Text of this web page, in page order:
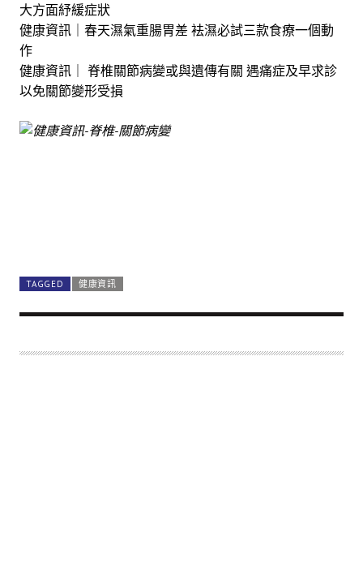
大方面紓緩症狀
健康資訊｜春天濕氣重腸胃差 袪濕必試三款食療一個動
作
健康資訊｜ 脊椎關節病變或與遺傳有關 遇痛症及早求診
以免關節變形受損
TAGGED 健康資訊